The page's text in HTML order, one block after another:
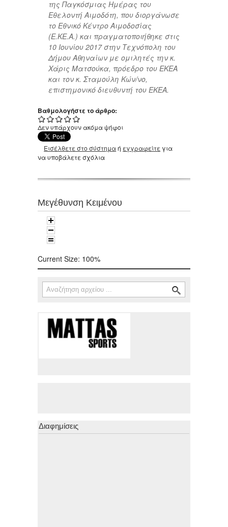
της Παγκόσμιας Ημέρας του
Εθελοντή Αιμοδότη, που διοργάνωσε
το Εθνικό Κέντρο Αιμοδοσίας
(Ε.ΚΕ.Α.) και πραγματοποιήθηκε στις
10 Ιουνίου 2017 στην Τεχνόπολη του
Δήμου Αθηναίων με ομιλητές την κ.
Χάρις Ματσούκα, πρόεδρο του ΕΚΕΑ
και τον κ. Σταμούλη Κών/νο,
επιστημονικό διευθυντή του ΕΚΕΑ.
Βαθμολογήστε το άρθρο:
Δεν υπάρχουν ακόμα ψήφοι
Εισέλθετε στο σύστημαή εγγραφείτε για
να υποβάλετε σχόλια
Μεγέθυνση Κειμένου
Current Size: 100%
Φόρμα αναζήτησης
Αναζήτηση
Διαφημίσεις